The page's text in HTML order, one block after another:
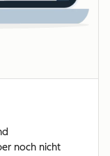
noch nicht